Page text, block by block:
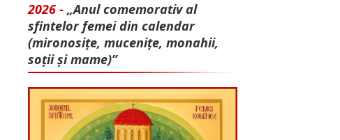
2026 - „Anul comemorativ al
sfintelor femei din calendar
(mironosițe, mu­cenițe, monahii,
soții și mame)”